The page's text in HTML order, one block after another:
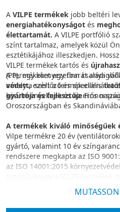
A VILPE termékek jobb beltéri
energiahatékonyságot és
élettartamát. A VILPE portfólió
színt tartalmaz, amelyek közül
esztétikájához illeszkedjen.
VILPE termékek tartós és
(PP), egy környezetbarát
védett,ezért a termék ellenáll a
körülményeknek és az erős
A termékeket egy finn családi
amely a szellőző és speciális
gyártója és fejlesztője
Oroszországban és
A termékek kiváló minőségűek
Vilpe termékre 20 év
gyártó, valamint 10 év
rendszere megkapta az ISO
az ISO 14001:2015
gyártására és értékesítésére